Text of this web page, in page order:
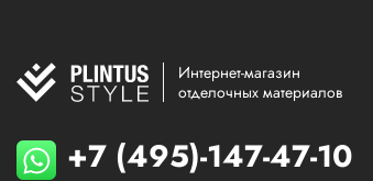
Интернет-магазин
отделочных материалов
+7 (495)-147-47-10